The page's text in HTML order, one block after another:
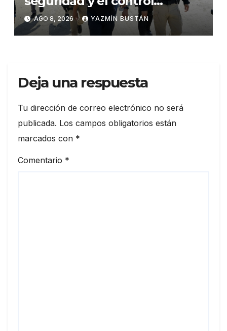
territorial en General Villamil
Playas
AGO 8, 2026 YAZMÍN BUSTÁN
Deja una respuesta
Tu dirección de correo electrónico no será
publicada. Los campos obligatorios están
marcados con *
Comentario *